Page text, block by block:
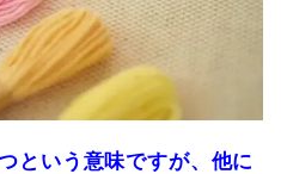
という意味ですが、他に